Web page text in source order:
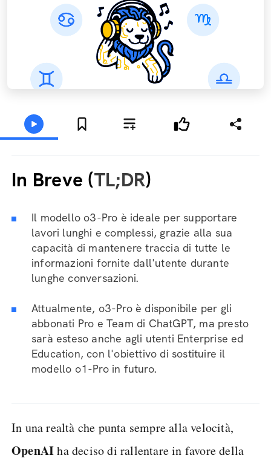
In Breve (TL;DR)
Il modello o3-Pro è ideale per supportare
lavori lunghi e complessi, grazie alla sua
capacità di mantenere traccia di tutte le
informazioni fornite dall'utente durante
lunghe conversazioni.
Attualmente, o3-Pro è disponibile per gli
abbonati Pro e Team di ChatGPT, ma presto
sarà esteso anche agli utenti Enterprise ed
Education, con l'obiettivo di sostituire il
modello o1-Pro in futuro.
In una realtà che punta sempre alla velocità,
OpenAIha deciso di rallentare in favore della